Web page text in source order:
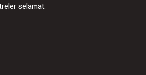
selamat.